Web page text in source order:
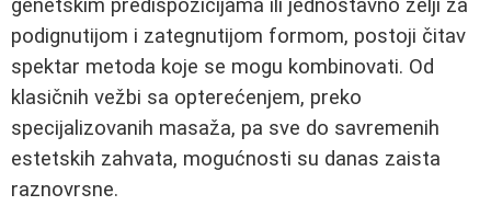
genetskim predispozicijama ili jednostavno želji za
podignutijom i zategnutijom formom, postoji čitav
spektar metoda koje se mogu kombinovati. Od
klasičnih vežbi sa opterećenjem, preko
specijalizovanih masaža, pa sve do savremenih
estetskih zahvata, mogućnosti su danas zaista
raznovrsne.